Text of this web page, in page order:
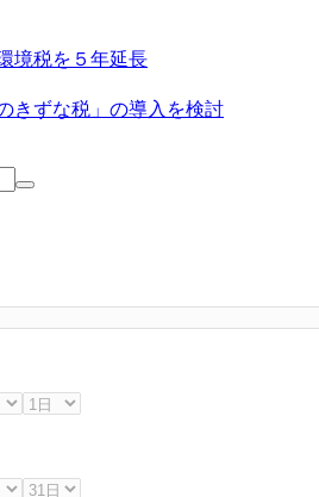
境税を５年延長
きずな税」の導入を検討